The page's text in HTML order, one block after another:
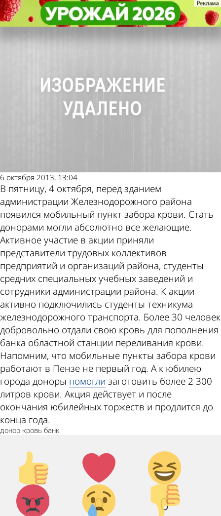
30 жителей Железнодорожного
района стали донорами
Общество
6 октября 2013, 13:04
В пятницу, 4 октября, перед зданием
администрации Железнодорожного района
появился мобильный пункт забора крови. Стать
донорами могли абсолютно все желающие.
Активное участие в акции приняли
представители трудовых коллективов
предприятий и организаций района, студенты
средних специальных учебных заведений и
сотрудники администрации района. К акции
активно подключились студенты техникума
железнодорожного транспорта. Более 30 человек
добровольно отдали свою кровь для пополнения
банка областной станции переливания крови.
Напомним, что мобильные пункты забора крови
работают в Пензе не первый год. А к юбилею
города доноры помогли заготовить более 2 300
литров крови. Акция действует и после
окончания юбилейных торжеств и продлится до
конца года.
донор кровь банк
Палец
вверх!
0
Лайк!
0
Дикий
смех!
0
Агрессия!
Грусть
:(
Палец
вниз!
30 жителей Железнодорожного
района стали донорами
Общество
Другие новости по
теме
Погода и курсы
валют в Пензе